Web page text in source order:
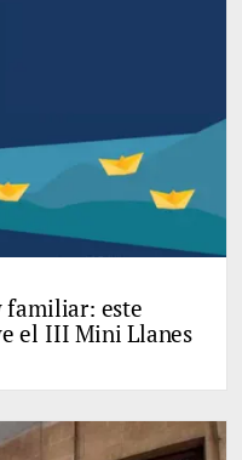
familiar: este
el III Mini Llanes